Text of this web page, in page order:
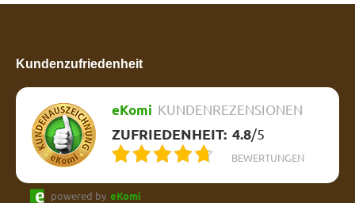
Kundenzufriedenheit
eKomi KUNDENREZENSIONEN
ZUFRIEDENHEIT: 4.8/5
BEWERTUNGEN
powered by eKomi